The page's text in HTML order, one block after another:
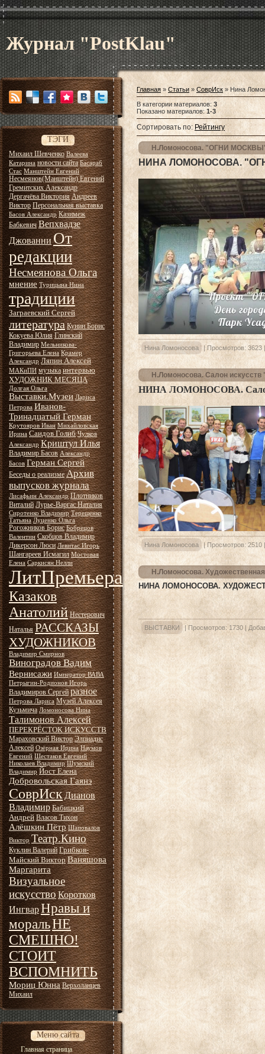
Журнал "PostKlau"
ТЭГИ
Михаил Шевченко Валеева
Катарина новости сайта Басараб
Стас Манштейн Евгений
Несмеянов(Манштейн) Евгений
Гремитских Александр
Дергачёва Виктория Андреев
Виктор Персональная выставка
Басов Александр Казимеж
Бабкевич Вепхвадзе
Джованни От
редакции
Несмеянова Ольга
мнение Турицына Нина
традиции
Заграевский Сергей
литература Кунин Борис
Кокуева Юлия Глинский
Владимир Мельникова-
Григорьева Елена Крамер
Александр Ляпин Алексей
МАКиПИ музыка интервью
ХУДОЖНИК МЕСЯЦА
Долгая Ольга
Выставки.Музеи Лариса
Петрова Иванов-
Тринадцатый Герман
Крутояров Иван Михайловская
Ирина Саидов Голиб Чулков
Александр Криштул Илья
Владимир Басов Александр
Басов Герман Сергей
Беседы о реализме Архив
выпусков журнала
Лисафьин Александр Плотников
Виталий Лурье-Варгас Наталия
Сиротенко Владимир Терещенко
Татьяна Луценко Ольга
Рогожников Борис Бобрецов
Валентин Скобцов Владимир
Дикерсон Люси Левитас Игорь
Шангареев Исмагил Мостовая
Елена Саркисян Нелли
ЛитПремьера
Казаков
Анатолий Нестерович
Наталья РАССКАЗЫ
ХУДОЖНИКОВ
Владимир Смирнов
Виноградов Вадим
Вернисажи Император ВАВА
Петрыгин-Родионов Игорь
Владимиров Сергей разное
Петрова Лариса Музей Алексея
Кузьмича Ломоносова Нина
Талимонов Алексей
ПЕРЕКРЁСТОК ИСКУССТВ
Мараховский Виктор Элпиадис
Алексей Озёрная Ирина Наумов
Евгений Шестаков Евгений
Николаев Владимир Шумский
Владимир Йост Елена
Добровольская Гаянэ
СоврИскДианов
Владимир Бабицкий
Андрей Власов Тихон
Алёшкин Пётр Шаповалов
Виктор Театр.Кино
Куклин Валерий Грибков-
Майский Виктор Ваняшова
Маргарита
Визуальное
искусствоКоротков
ИнгварНравы и
моральНЕ
СМЕШНО!
СТОИТ
ВСПОМНИТЬ
Мориц Юнна Верхоланцев
Михаил
Меню сайта
Главная страница
Главная » Статьи » СоврИск » Нина
В категории материалов: 3
Показано материалов:1-3
Сортировать по: Рейтингу
Н.Ломоносова. "ОГНИ МОСКВЫ"
НИНА ЛОМОНОСОВА.
Нина Ломоносова | Просмотров: 3623
Н.Ломоносова. Салон
НИНА ЛОМОНОСОВА. Салон
Нина Ломоносова |Просмотров: 2510
Н.Ломоносова.
НИНА ЛОМОНОСОВА.
ВЫСТАВКИ | Просмотров: 1730 |